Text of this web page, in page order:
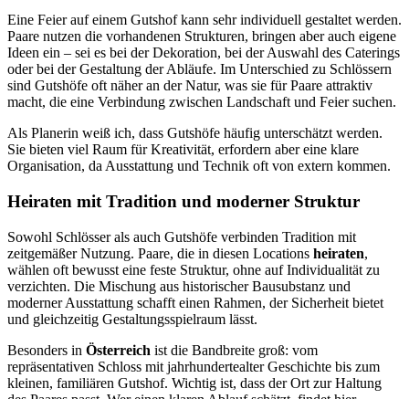
Eine Feier auf einem Gutshof kann sehr individuell gestaltet werden.
Paare nutzen die vorhandenen Strukturen, bringen aber auch eigene
Ideen ein – sei es bei der Dekoration, bei der Auswahl des Caterings
oder bei der Gestaltung der Abläufe. Im Unterschied zu Schlössern
sind Gutshöfe oft näher an der Natur, was sie für Paare attraktiv
macht, die eine Verbindung zwischen Landschaft und Feier suchen.
Als Planerin weiß ich, dass Gutshöfe häufig unterschätzt werden.
Sie bieten viel Raum für Kreativität, erfordern aber eine klare
Organisation, da Ausstattung und Technik oft von extern kommen.
Heiraten mit Tradition und moderner Struktur
Sowohl Schlösser als auch Gutshöfe verbinden Tradition mit
zeitgemäßer Nutzung. Paare, die in diesen Locations heiraten,
wählen oft bewusst eine feste Struktur, ohne auf Individualität zu
verzichten. Die Mischung aus historischer Bausubstanz und
moderner Ausstattung schafft einen Rahmen, der Sicherheit bietet
und gleichzeitig Gestaltungsspielraum lässt.
Besonders in Österreich ist die Bandbreite groß: vom
repräsentativen Schloss mit jahrhundertealter Geschichte bis zum
kleinen, familiären Gutshof. Wichtig ist, dass der Ort zur Haltung